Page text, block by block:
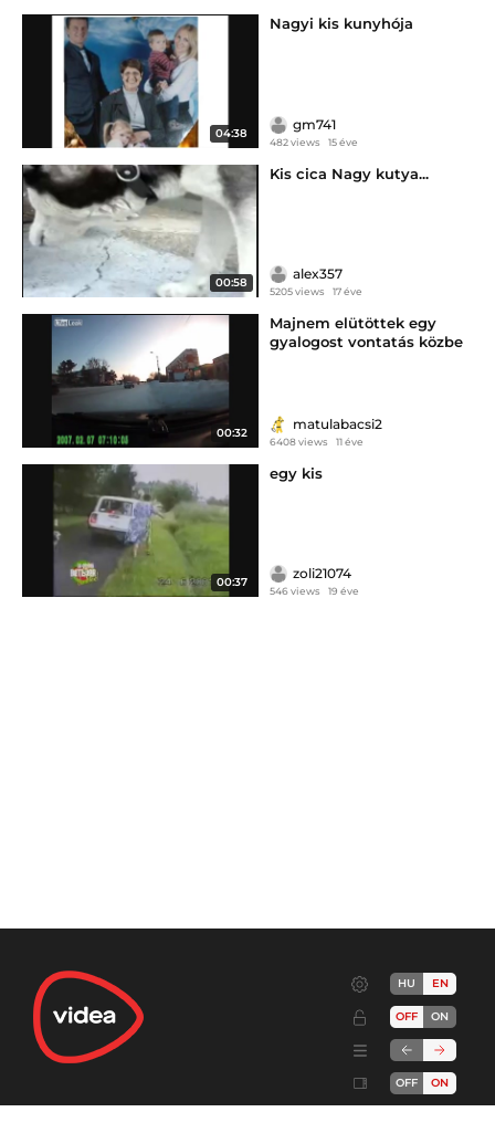
04:38
Nagyi kis kunyhója
gm741
482 views 15 éve
00:58
Kis cica Nagy kutya...
alex357
5205 views 17 éve
00:32
Majnem elütöttek egy
gyalogost vontatás közbe
matulabacsi2
6408 views 11 éve
00:37
egy kis
zoli21074
546 views 19 éve
HU EN
OFF ON
OFF ON